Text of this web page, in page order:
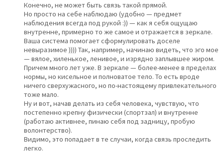
Конечно, не может быть связь такой прямой.
Но просто на себе наблюдаю (удобно — предмет
наблюдения всегда под рукой :)) — как я себя ощущаю
внутренне, примерно то же самое и отражается в зеркале.
Ваша система помогает сформулировать доселе
невыразимое )))) Так, например, начинаю видеть, что эго мое
— вялое, хиленькое, ленивое, и изрядно заплывшее жиром.
Причем много лет уже. В зеркале — более-менее в пределах
нормы, но кисельное и полноватое тело. То есть вроде
ничего сверхужасного, но по-настоящему привлекательного
тоже мало.
Ну и вот, начав делать из себя человека, чувствую, что
постепенно крепну физически (спортзал) и внутренне
(работаю активнее, пинаю себя под задницу, пробую
волонтерство).
Видимо, это попадает в те случаи, когда связь проследить
легко.